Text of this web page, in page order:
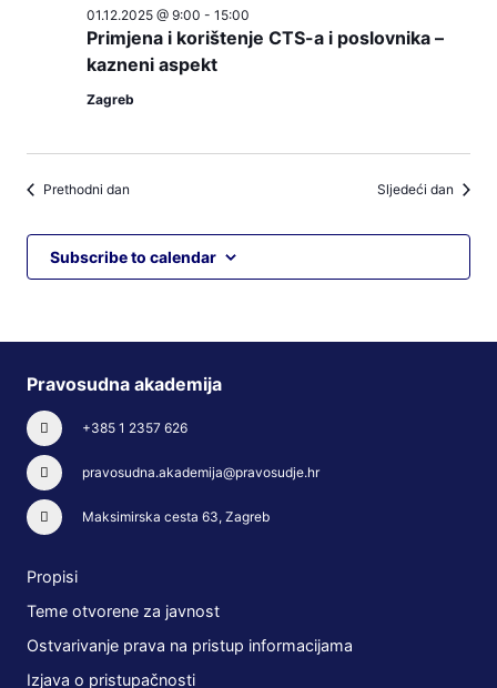
Primjena i korištenje CTS-a i poslovnika –
kazneni aspekt
01.12.2025 @ 9:00 - 15:00
Zagreb
Prethodni dan Sljedeći dan
Subscribe to calendar
Pravosudna akademija
+385 1 2357 626
pravosudna.akademija@pravosudje.hr
Maksimirska cesta 63, Zagreb
Propisi
Teme otvorene za javnost
Ostvarivanje prava na pristup informacijama
Izjava o pristupačnosti